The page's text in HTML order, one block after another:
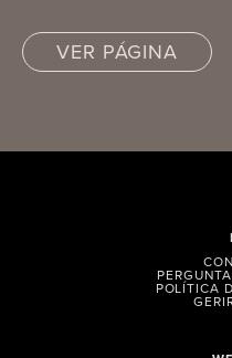
VER PÁGINA
POLÍTICA